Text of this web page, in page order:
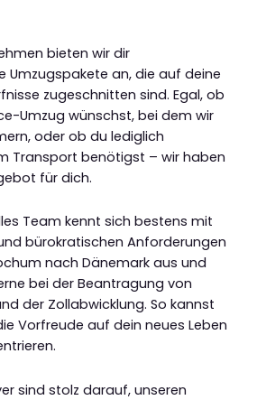
bieten wir dir
Umzugspakete an, die auf deine
zugeschnitten sind. Egal, ob
Umzug wünschst, bei dem wir
oder ob du lediglich
Transport benötigst – wir haben
für dich.
Team kennt sich bestens mit
bürokratischen Anforderungen
nach Dänemark aus und
bei der Beantragung von
der Zollabwicklung. So kannst
Vorfreude auf dein neues Leben
sind stolz darauf, unseren